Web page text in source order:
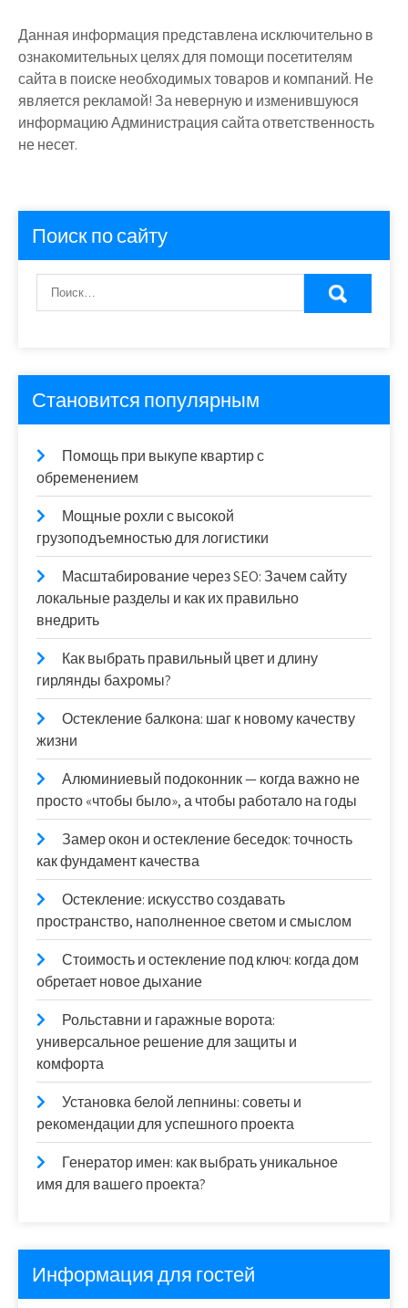
Данная информация представлена исключительно в
ознакомительных целях для помощи посетителям
сайта в поиске необходимых товаров и компаний. Не
является рекламой! За неверную и изменившуюся
информацию Администрация сайта ответственность
не несет.
Поиск по сайту
Становится популярным
Помощь при выкупе квартир с
обременением
Мощные рохли с высокой
грузоподъемностью для логистики
Масштабирование через SEO: Зачем сайту
локальные разделы и как их правильно
внедрить
Как выбрать правильный цвет и длину
гирлянды бахромы?
Остекление балкона: шаг к новому качеству
жизни
Алюминиевый подоконник — когда важно не
просто «чтобы было», а чтобы работало на годы
Замер окон и остекление беседок: точность
как фундамент качества
Остекление: искусство создавать
пространство, наполненное светом и смыслом
Стоимость и остекление под ключ: когда дом
обретает новое дыхание
Рольставни и гаражные ворота:
универсальное решение для защиты и
комфорта
Установка белой лепнины: советы и
рекомендации для успешного проекта
Генератор имен: как выбрать уникальное
имя для вашего проекта?
Информация для гостей